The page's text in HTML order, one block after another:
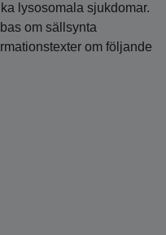
lysosomala sjukdomar.
om sällsynta
om följande